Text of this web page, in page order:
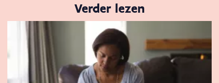
Verder lezen